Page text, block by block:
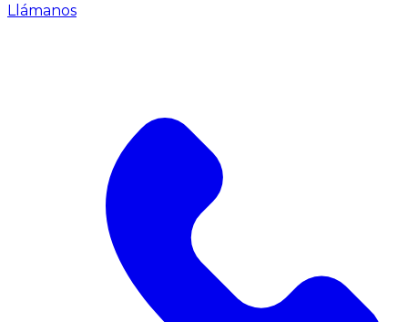
Llámanos